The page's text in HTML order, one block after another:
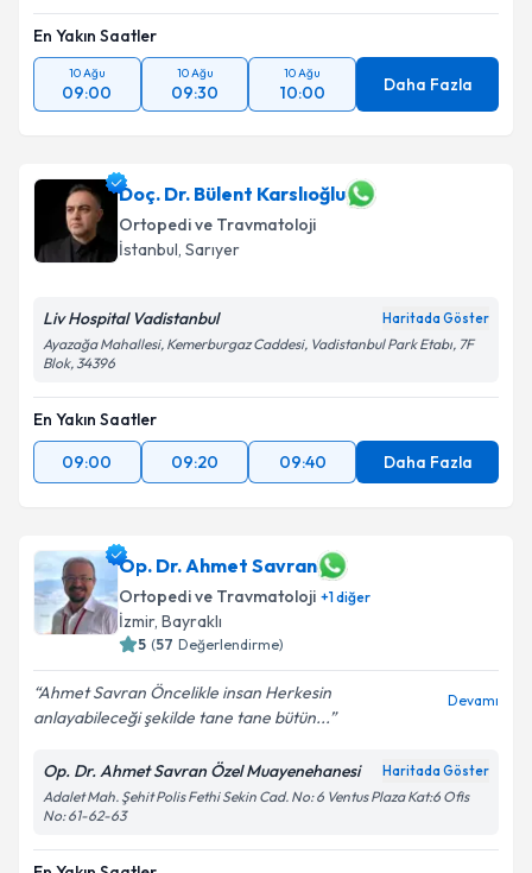
Takvim Talebini Gönder
En Yakın Saatler
10 Ağu
09:00
10 Ağu
09:30
10 Ağu
10:00 Daha Fazla
Doç. Dr. Bülent Karslıoğlu
Ortopedi ve Travmatoloji
İstanbul, Sarıyer
Liv Hospital Vadistanbul
Ayazağa Mahallesi, Kemerburgaz Caddesi, Vadistanbul Park Etabı, 7F
Blok, 34396
En Yakın Saatler
09:00
09:20 09:40 Daha Fazla
Op. Dr. Ahmet Savran
Ortopedi ve Travmatoloji diğer
İzmir,Bayraklı
( Değerlendirme)
Ahmet Savran Öncelikle insan Herkesin
anlayabileceği şekilde tane tane bütün...
Op. Dr. Ahmet Savran Özel Muayenehanesi
Adalet Mah. Şehit Polis Fethi Sekin Cad. No: 6 Ventus Plaza Kat:6 Ofis